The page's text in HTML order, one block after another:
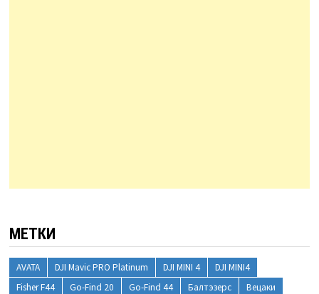
МЕТКИ
AVATA DJI Mavic PRO Platinum DJI MINI 4
DJI MINI4
Fisher F44
Go-Find 20 Go-Find 44 Балтэзерс
Вецаки